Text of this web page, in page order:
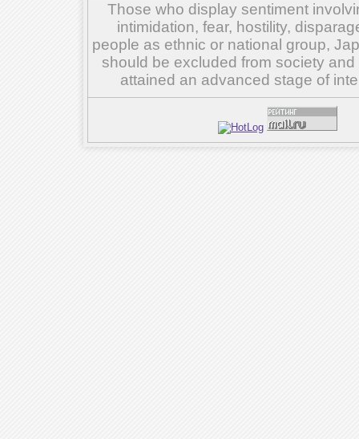
Those who display sentiment
intimidation, fear, hostility,
people as ethnic or national group,
should be excluded from society
attained an advanced stage of